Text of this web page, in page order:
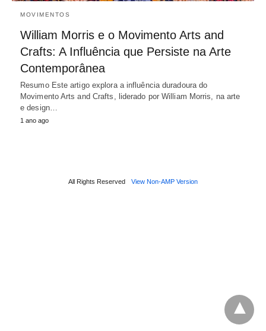
MOVIMENTOS
William Morris e o Movimento Arts and
Crafts: A Influência que Persiste na Arte
Contemporânea
Resumo Este artigo explora a influência duradoura do
Movimento Arts and Crafts, liderado por William Morris, na arte
e design…
1 ano ago
All Rights Reserved View Non-AMP Version